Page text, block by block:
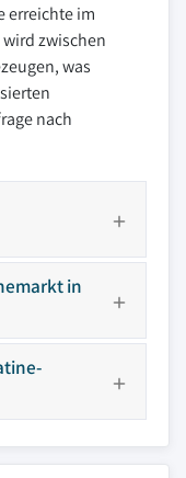
erreichte im
zwischen
was
nach
in